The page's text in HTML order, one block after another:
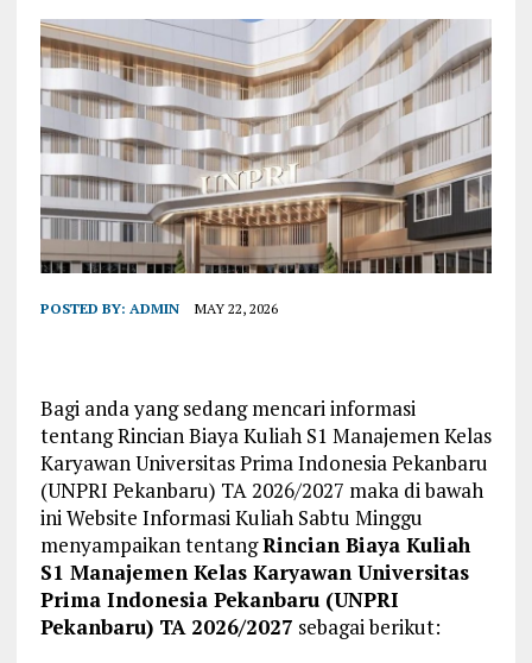
POSTED BY: ADMIN MAY 22, 2026
Bagi anda yang sedang mencari informasi
tentang Rincian Biaya Kuliah S1 Manajemen Kelas
Karyawan Universitas Prima Indonesia Pekanbaru
(UNPRI Pekanbaru) TA 2026/2027 maka di bawah
ini Website Informasi Kuliah Sabtu Minggu
menyampaikan tentangRincian Biaya Kuliah
S1 Manajemen Kelas Karyawan Universitas
Prima Indonesia Pekanbaru (UNPRI
Pekanbaru) TA 2026/2027 sebagai berikut: